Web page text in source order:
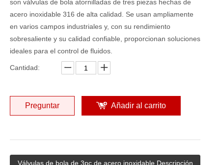
son válvulas de bola atornilladas de tres piezas hechas de
acero inoxidable 316 de alta calidad. Se usan ampliamente
en varios campos industriales y, con su rendimiento
sobresaliente y su calidad confiable, proporcionan soluciones
ideales para el control de fluidos.
Cantidad:
Preguntar Añadir al carrito
Válvulas de bola de 3pc de acero inoxidable Descripción